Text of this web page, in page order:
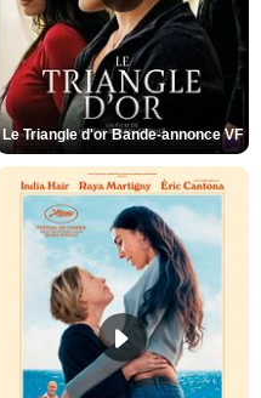
Le Triangle d'or Bande-annonce VF